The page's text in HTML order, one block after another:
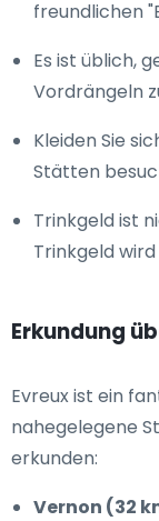
freundlichen
Es ist üblich,
Vordrängeln
Kleiden Sie
Stätten
Trinkgeld ist
Trinkgeld
Erkundung
Evreux ist ein
nahegelegene
erkunden:
Vernon (32